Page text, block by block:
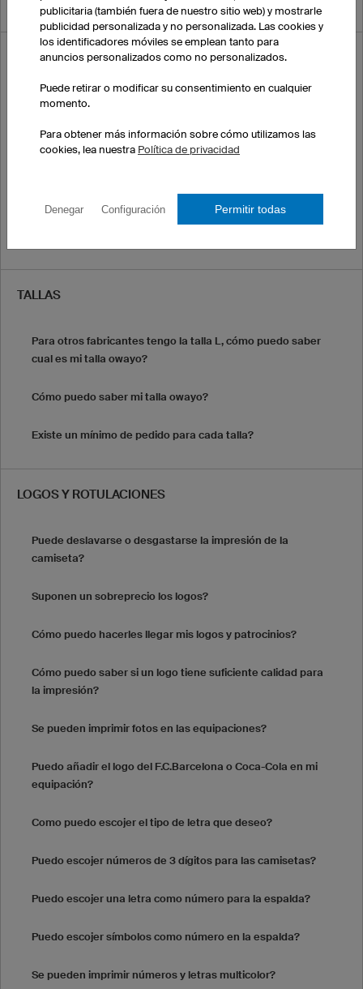
COLORES
Puede deslavarse o desgastarse el color de la camiseta?
Cómo son exactamente los colores de la pantalla?
Puedo harmonizar los colores de mis logos y los de mi
TALLAS
Para otros fabricantes tengo la talla L, cómo puedo saber
cual es mi talla owayo?
Cómo puedo saber mi talla owayo?
Existe un mínimo de pedido para cada talla?
LOGOS Y ROTULACIONES
Puede deslavarse o desgastarse la impresión de la
camiseta?
Suponen un sobreprecio los logos?
Cómo puedo hacerles llegar mis logos y patrocinios?
Cómo puedo saber si un logo tiene suficiente calidad para
la impresión?
Se pueden imprimir fotos en las equipaciones?
Puedo añadir el logo del F.C.Barcelona o Coca-Cola en mi
equipación?
Como puedo escojer el tipo de letra que deseo?
Puedo escojer números de 3 dígitos para las camisetas?
Puedo escojer una letra como número para la espalda?
Puedo escojer símbolos como número en la espalda?
Se pueden imprimir números y letras multicolor?
publicitaria (también fuera de nuestro sitio web) y mostrarle
publicidad personalizada y no personalizada. Las cookies y
los identificadores móviles se emplean tanto para
anuncios personalizados como no personalizados.
Puede retirar o modificar su consentimiento en cualquier
momento.
Para obtener más información sobre cómo utilizamos las
cookies, lea nuestra Política de privacidad
Denegar Configuración Permitir todas